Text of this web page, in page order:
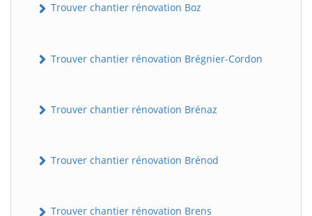
Trouver chantier rénovation Boz
Trouver chantier rénovation Brégnier-Cordon
Trouver chantier rénovation Brénaz
Trouver chantier rénovation Brénod
Trouver chantier rénovation Brens